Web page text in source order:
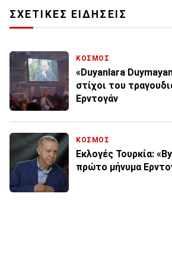
ΣΧΕΤΙΚΕΣ ΕΙΔΗΣΕΙΣ
ΚΟΣΜΟΣ
«Duyanlara
στίχοι του
Ερντογάν
ΚΟΣΜΟΣ
Εκλογές Τουρκία:
πρώτο μήνυμα